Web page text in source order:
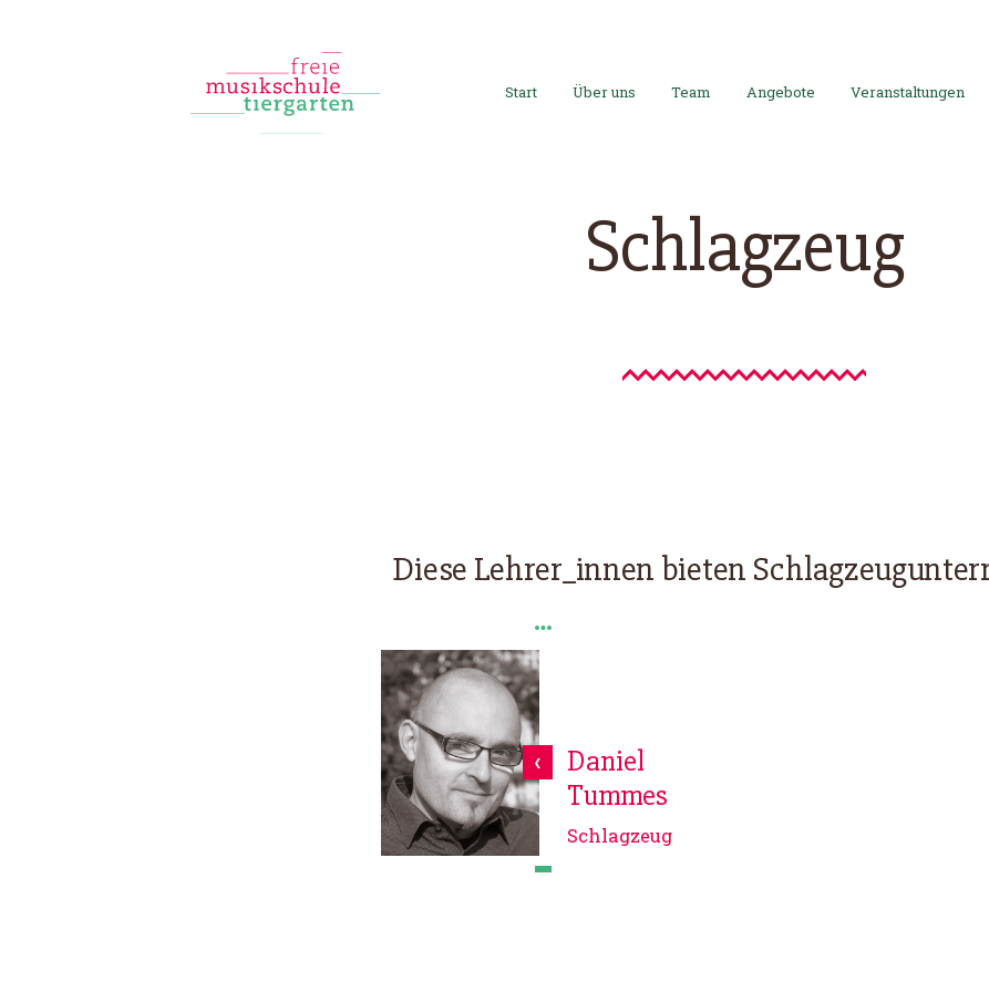
Start Über uns Team Angebote Veranstaltungen
Schlagzeug
Über uns
Angebote
Veranstaltungen
Diese Lehrer_innen bieten
Daniel
Tummes
Schlagzeug